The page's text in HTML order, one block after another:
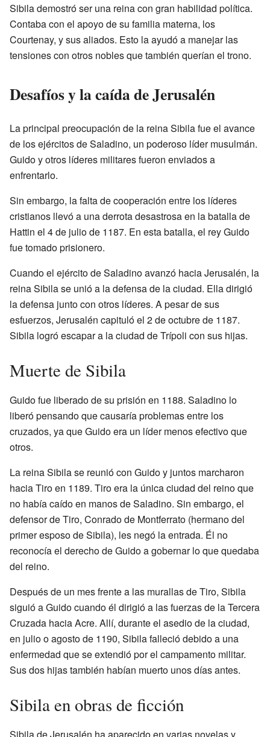
Sibila demostró ser una reina con gran habilidad política.
Contaba con el apoyo de su familia materna, los
Courtenay, y sus aliados. Esto la ayudó a manejar las
tensiones con otros nobles que también querían el trono.
Desafíos y la caída de Jerusalén
La principal preocupación de la reina Sibila fue el avance
de los ejércitos de Saladino, un poderoso líder musulmán.
Guido y otros líderes militares fueron enviados a
enfrentarlo.
Sin embargo, la falta de cooperación entre los líderes
cristianos llevó a una derrota desastrosa en la batalla de
Hattin el 4 de julio de 1187. En esta batalla, el rey Guido
fue tomado prisionero.
Cuando el ejército de Saladino avanzó hacia Jerusalén, la
reina Sibila se unió a la defensa de la ciudad. Ella dirigió
la defensa junto con otros líderes. A pesar de sus
esfuerzos, Jerusalén capituló el 2 de octubre de 1187.
Sibila logró escapar a la ciudad de Trípoli con sus hijas.
Muerte de Sibila
Guido fue liberado de su prisión en 1188. Saladino lo
liberó pensando que causaría problemas entre los
cruzados, ya que Guido era un líder menos efectivo que
otros.
La reina Sibila se reunió con Guido y juntos marcharon
hacia Tiro en 1189. Tiro era la única ciudad del reino que
no había caído en manos de Saladino. Sin embargo, el
defensor de Tiro, Conrado de Montferrato (hermano del
primer esposo de Sibila), les negó la entrada. Él no
reconocía el derecho de Guido a gobernar lo que quedaba
del reino.
Después de un mes frente a las murallas de Tiro, Sibila
siguió a Guido cuando él dirigió a las fuerzas de la Tercera
Cruzada hacia Acre. Allí, durante el asedio de la ciudad,
en julio o agosto de 1190, Sibila falleció debido a una
enfermedad que se extendió por el campamento militar.
Sus dos hijas también habían muerto unos días antes.
Sibila en obras de ficción